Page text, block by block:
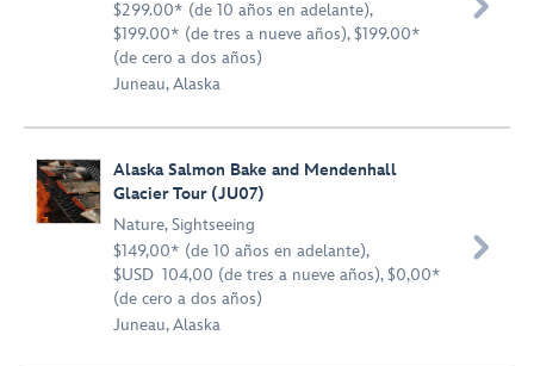
$299.00* (de 10 años en adelante),
$199.00* (de tres a nueve años), $199.00*
(de cero a dos años)
Juneau, Alaska

Alaska Salmon Bake and Mendenhall
Glacier Tour (JU07)
Nature,Sightseeing
$149,00* (de 10 años en adelante),
$USD 104,00 (de tres a nueve años), $0,00*
(de cero a dos años)
Juneau, Alaska
